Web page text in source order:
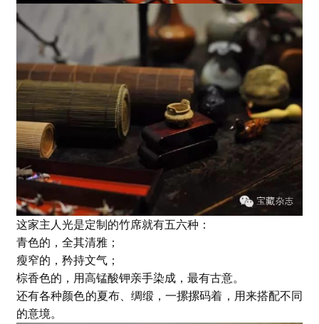
这家主人光是定制的竹席就有五六种：
青色的，全其清雅；
瘦窄的，矜持文气；
棕香色的，用高锰酸钾亲手染成，最有古意。
还有各种颜色的夏布、绸缎，一摞摞码着，用来搭配不同
的意境。